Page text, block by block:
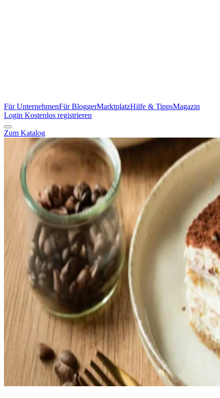
Für UnternehmenFür BloggerMarktplatzHilfe & TippsMagazin
Login Kostenlos registrieren
Zum Katalog